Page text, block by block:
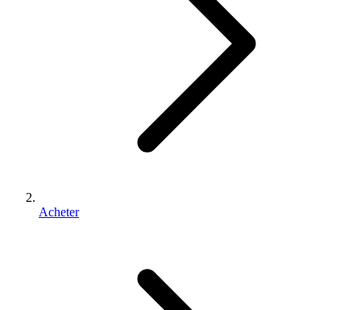
Acheter